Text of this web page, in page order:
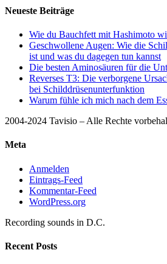
Neueste Beiträge
Wie du Bauchfett mit Hashimoto
Geschwollene Augen: Wie die
ist und was du dagegen tun kannst
Die besten Aminosäuren für die
Reverses T3: Die verborgene
bei Schilddrüsenunterfunktion
Warum fühle ich mich nach dem
2004-2024 Tavisio – Alle Rechte
Meta
Anmelden
Eintrags-Feed
Kommentar-Feed
WordPress.org
Recording sounds in D.C.
Recent Posts